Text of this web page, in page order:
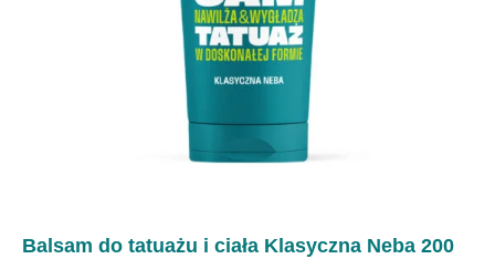
Balsam do tatuażu i ciała Klasyczna Neba 200